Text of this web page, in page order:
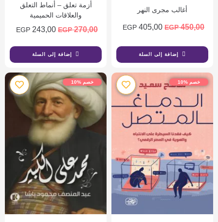
أغالب مجرى النهر
450,00
EGP
405,00
EGP
إضافة إلى السلة
أزمة تعلق – أنماط التعلق
والعلاقات الحميمية
270,00
EGP
243,00
EGP
إضافة إلى السلة
خصم %10 خصم %10